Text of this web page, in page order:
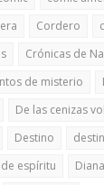
Cordero
Crónicas de
de misterio
De las cenizas
Destino
espíritu